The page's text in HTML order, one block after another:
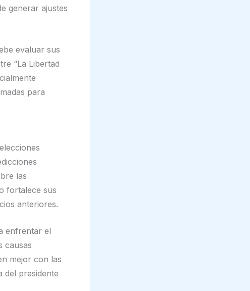
generar ajustes
evaluar sus
“La Libertad
para
las
fortalece sus
anteriores.
enfrentar el
causas
mejor con las
del presidente